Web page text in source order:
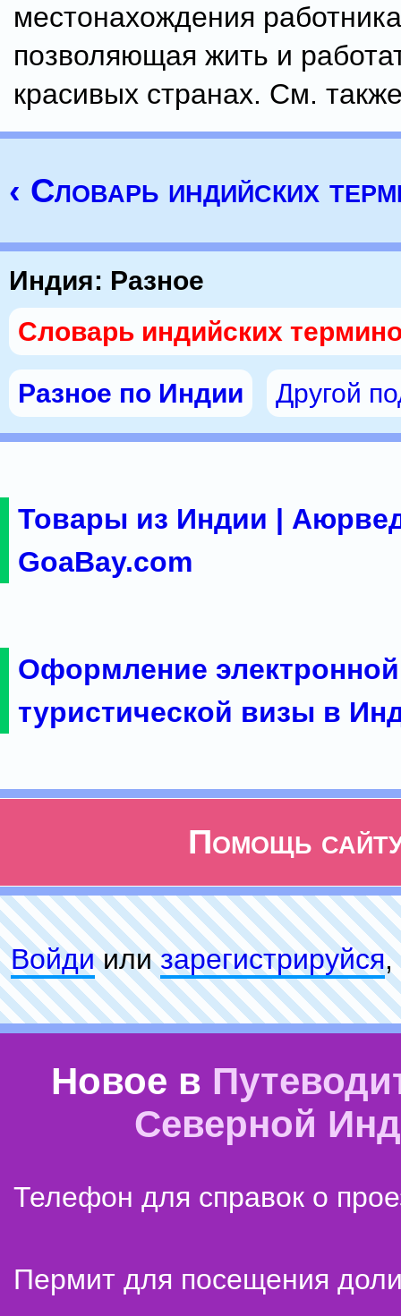
местонахождения
позволяющая жить и
красивых странах. См.
‹ Словарь индийских
Индия: Разное
Словарь индийских
Разное по Индии Другой
Товары из Индии |
GoaBay.com
Оформление электронной
туристической визы в
Помощь
Войдиилизарeгиcтpируйся,
Новое в
Северной
Телефон для справок о
Пермит для посещения